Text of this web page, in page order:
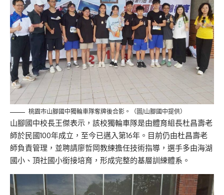
桃園市山腳國中獨輪車隊奪牌後合影。（圖/山腳國中提供）
山腳國中校長王傑表示，該校獨輪車隊是由體育組長杜昌壽老
師於民國100年成立，至今已邁入第16年。目前仍由杜昌壽老
師負責管理，並聘請廖哲岡教練擔任技術指導，選手多由海湖
國小、頂社國小銜接培育，形成完整的基層訓練體系。